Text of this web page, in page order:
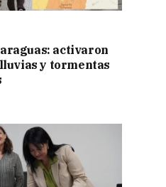
activaron
y tormentas